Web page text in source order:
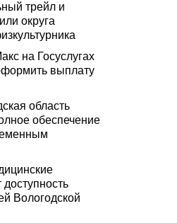
трейл и
округа
на Госуслугах
выплату
область
обеспечение
Вологодской